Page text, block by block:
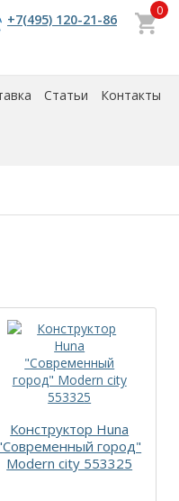
+7(495) 120-21-86
0
Статьи Контакты
Конструктор Huna
город"
Modern city 553325